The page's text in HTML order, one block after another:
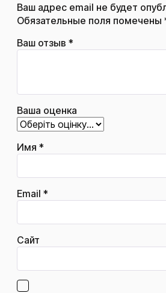
Ваш адрес email не будет
Обязательные поля помечены
Ваш отзыв *
Ваша оценка
Имя *
Email *
Сайт